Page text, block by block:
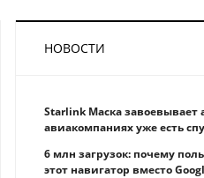
НОВОСТИ
Starlink Маска завоевывает
авиакомпаниях уже есть
6 млн загрузок: почему
этот навигатор вместо